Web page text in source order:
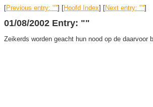
[Previous entry: ""] [Hoofd Index] [Next entry: ""]
01/08/2002 Entry: ""
Zeikerds worden geacht hun nood op de daarvoor